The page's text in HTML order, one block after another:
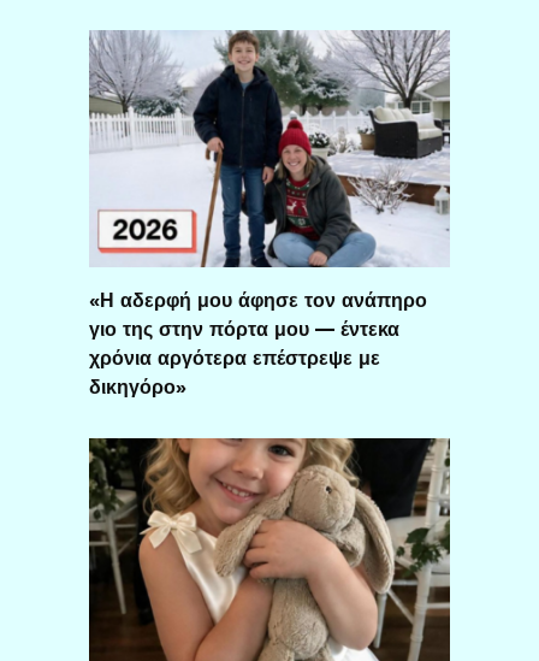
«Η αδερφή μου άφησε τον ανάπηρο
γιο της στην πόρτα μου — έντεκα
χρόνια αργότερα επέστρεψε με
δικηγόρο»